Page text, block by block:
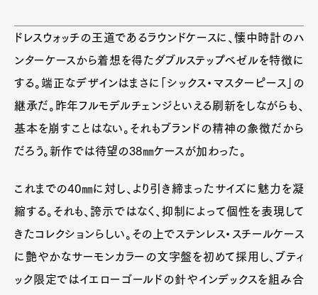
ドレスウォッチの王道であるラウンドケースに、懐中時計のハ
ンターケースから着想を得たダブルステップベゼルを特徴に
する。端正なデザインはまさに「シックス・マスターピース」の
継承だ。昨年フルモデルチェンジといえる刷新をしながらも、
基本を崩すことはない。それもブランドの精神の象徴だから
だろう。新作では待望の38㎜ケースが加わった。
これまでの40㎜に対し、より引き締まったサイズに魅力を凝
縮する。それも、誇示ではなく、抑制によって個性を表現して
きたコレクションらしい。その上でステンレス・スチールケース
に艶やかなサーモンカラーの文字盤を初めて採用し、ブティ
ック限定ではイエローゴールドの針やインデックスを組み合